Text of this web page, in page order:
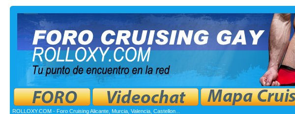
ROLLOXY.COM - Foro Cruising Alicante, Murcia, Valencia, Castellon...